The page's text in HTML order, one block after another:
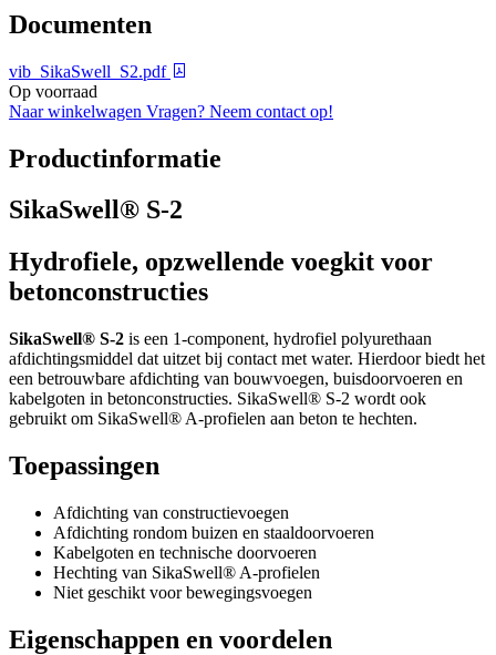
Documenten
vib_SikaSwell_S2.pdf
Op voorraad
Naar winkelwagen Vragen? Neem contact op!
Productinformatie
SikaSwell® S-2
Hydrofiele, opzwellende voegkit voor
betonconstructies
SikaSwell® S-2 is een 1-component, hydrofiel polyurethaan
afdichtingsmiddel dat uitzet bij contact met water. Hierdoor biedt het
een betrouwbare afdichting van bouwvoegen, buisdoorvoeren en
kabelgoten in betonconstructies. SikaSwell® S-2 wordt ook
gebruikt om SikaSwell® A-profielen aan beton te hechten.
Toepassingen
Afdichting van constructievoegen
Afdichting rondom buizen en staaldoorvoeren
Kabelgoten en technische doorvoeren
Hechting van SikaSwell® A-profielen
Niet geschikt voor bewegingsvoegen
Eigenschappen en voordelen